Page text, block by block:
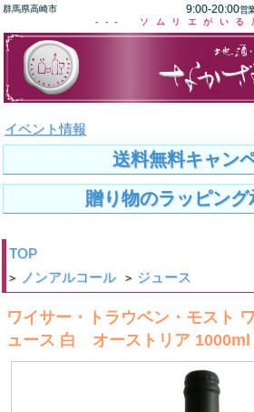
群馬県高崎市 9:00-20:00営
--- ソムリエがい
イベント情報
送料無料キャン
贈り物のラッピング
TOP
> ノンアルコール > ジュース
ワイサー・トラウベン・モスト
ュース 白 オーストリア 1000ml